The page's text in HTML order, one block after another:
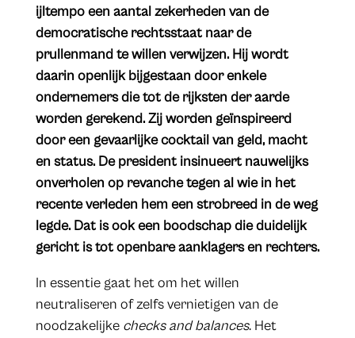
ijltempo een aantal zekerheden van de
democratische rechtsstaat naar de
prullenmand te willen verwijzen. Hij wordt
daarin openlijk bijgestaan door enkele
ondernemers die tot de rijksten der aarde
worden gerekend. Zij worden geïnspireerd
door een gevaarlijke cocktail van geld, macht
en status. De president insinueert nauwelijks
onverholen op revanche tegen al wie in het
recente verleden hem een strobreed in de weg
legde. Dat is ook een boodschap die duidelijk
gericht is tot openbare aanklagers en rechters.
In essentie gaat het om het willen
neutraliseren of zelfs vernietigen van de
noodzakelijke checks and balances. Het